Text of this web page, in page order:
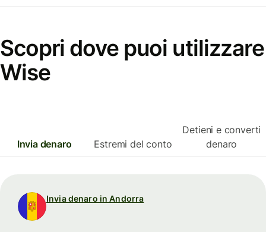
Scopri dove puoi utilizzare
Wise
Invia denaro Estremi del conto
Detieni e converti
denaro
Invia denaro in Andorra